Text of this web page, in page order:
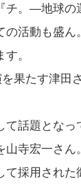
チ。―地球
活動も盛
。
果たす津田
話題となっ
寺宏一さ
採用され